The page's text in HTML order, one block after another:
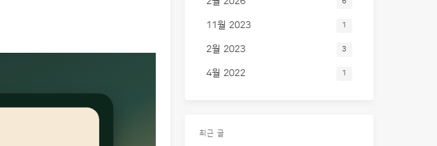
11월 2023 1
2월 2023 3
4월 2022 1
최근 글